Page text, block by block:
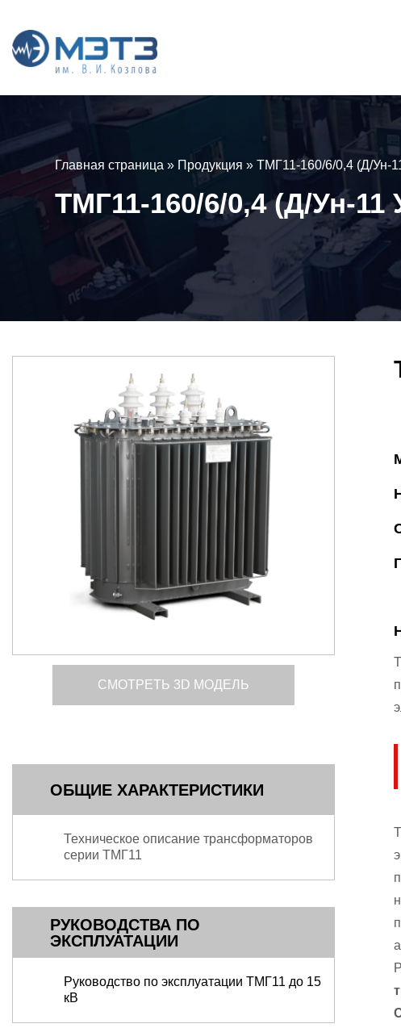
Главная страница » Продукция » ТМГ11-160/6/0,4 (Д/Ун-
ТМГ11-160/6/0,4 (Д/Ун-11
СМОТРЕТЬ 3D МОДЕЛЬ
ОБЩИЕ ХАРАКТЕРИСТИКИ
Техническое описание трансформаторов
серии ТМГ11
РУКОВОДСТВА ПО
ЭКСПЛУАТАЦИИ
Руководство по эксплуатации ТМГ11 до 15
кВ